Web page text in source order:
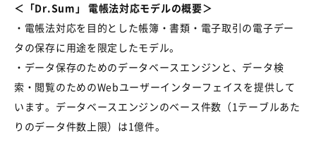
＜「Dr.Sum」 電帳法対応モデルの概要＞
・電帳法対応を目的とした帳簿・書類・電子取引の電子デー
タの保存に用途を限定したモデル。
・データ保存のためのデータベースエンジンと、データ検
索・閲覧のためのWebユーザーインターフェイスを提供して
います。データベースエンジンのベース件数（1テーブルあた
りのデータ件数上限）は1億件。